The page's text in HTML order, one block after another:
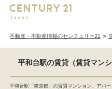
不動産・不動産情報のセンチュリー21
平和台駅の賃貸（賃貸マン
平和台駅「東京都」の賃貸マンション、アパ